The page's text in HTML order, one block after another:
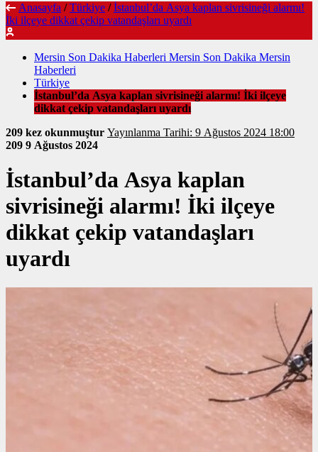
Anasayfa / Türkiye / İstanbul’da Asya kaplan sivrisineği alarmı!
İki ilçeye dikkat çekip vatandaşları uyardı
Mersin Son Dakika Haberleri Mersin Son Dakika Mersin
Haberleri
Türkiye
İstanbul’da Asya kaplan sivrisineği alarmı! İki ilçeye
dikkat çekip vatandaşları uyardı
209 kez okunmuştur
Yayınlanma Tarihi: 9 Ağustos 2024 18:00
209 9 Ağustos 2024
İstanbul’da Asya kaplan
sivrisineği alarmı! İki ilçeye
dikkat çekip vatandaşları
uyardı